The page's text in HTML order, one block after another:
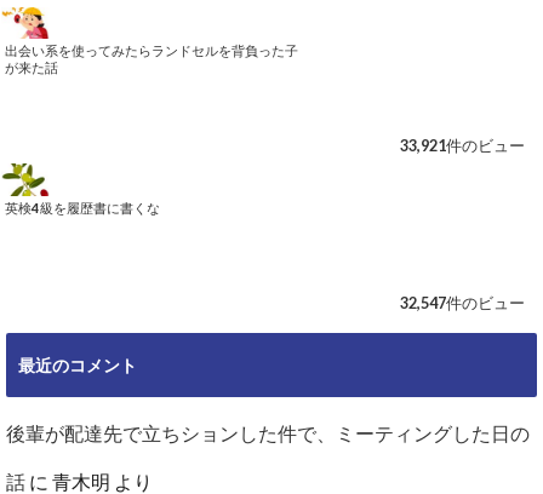
出会い系を使ってみたらランドセルを背負った子
が来た話
33,921件のビュー
英検4級を履歴書に書くな
32,547件のビュー
最近のコメント
後輩が配達先で立ちションした件で、ミーティングした日の
話 に 青木明 より